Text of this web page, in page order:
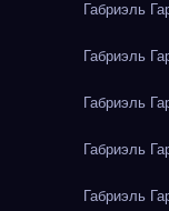
Габриэль
Габриэль
Габриэль
Габриэль
Габриэль